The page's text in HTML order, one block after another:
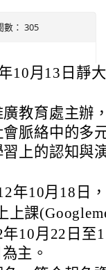
數： 305
10月13日靜
教育處主辦
脈絡中的多
上的認知與
年10月18日
上課
年10月22日
主。